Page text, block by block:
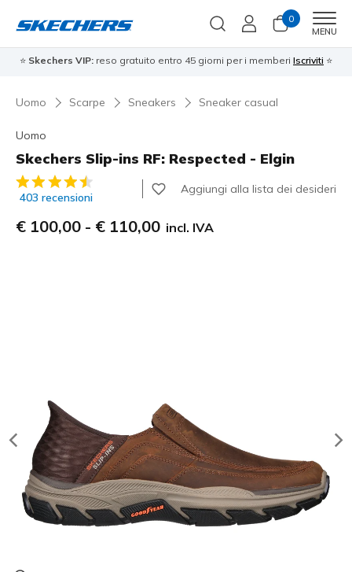
0
MENU
⭐ Skechers VIP: reso gratuito entro 45 giorni per i memberi Iscriviti ⭐
Uomo Scarpe Sneakers Sneaker casual
Uomo
Skechers Slip-ins RF: Respected - Elgin
Valutazione cliente 3,4 su 5
403 recensioni
Aggiungi alla lista dei desideri
€ 100,00 - € 110,00 incl. IVA